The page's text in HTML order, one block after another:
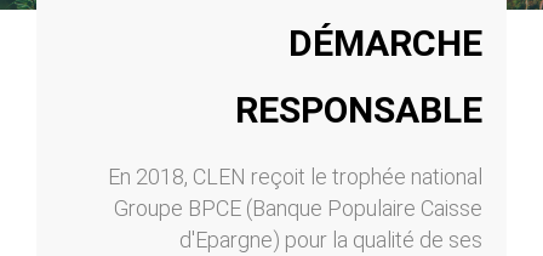
DÉMARCHE
RESPONSABLE
En 2018, CLEN reçoit le trophée national
Groupe BPCE (Banque Populaire Caisse
d'Epargne) pour la qualité de ses